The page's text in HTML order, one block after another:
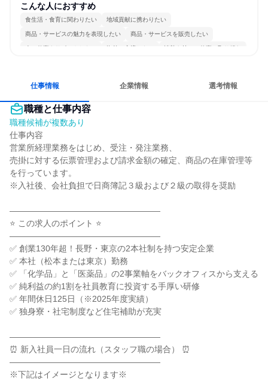
こんな人におすすめ
食生活・食育に関わりたい 地域貢献に携わりたい
商品・サービスの魅力を表現したい 商品・サービスを販売したい
人の仕事をサポートしたい 海外と交流したい 情熱を持って仕事に取り組む
仕事情報 企業情報 選考情報
職種と仕事内容
職種候補が複数あり
仕事内容
営業所経理業務をはじめ、受注・発注業務、
売掛に対する伝票管理および請求金額の確定、商品の在庫管理等
を行っています。
※入社後、会社負担で日商簿記３級および２級の取得を奨励
――――――――――――――――――
⭐ この求人のポイント ⭐
――――――――――――――――――
✅ 創業130年超！長野・東京の2本社制を持つ安定企業
✅ 本社（松本または東京）勤務
✅ 「化学品」と「医薬品」の2事業軸をバックオフィスから支える
✅ 純利益の約1割を社員教育に投資する手厚い研修
✅ 年間休日125日（※2025年度実績）
✅ 独身寮・社宅制度など住宅補助が充実
――――――――――――――――――
⏰ 新入社員一日の流れ（スタッフ職の場合） ⏰
――――――――――――――――――
※下記はイメージとなります※